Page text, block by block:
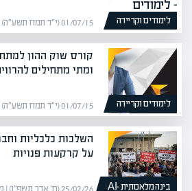
לימודים וקריירה 01/07/15 (י״ד תמוז תשע״ה) | מערכת אפיק
לימודים וקריירה
קורס שוק ההון
ומתי מתחילים
01/07/15 (י״ד תמוז תשע״ה) | מערכת אפיק
בינה מלאכותית -AI
השלכות כלכליות
על קרקעות פנויות